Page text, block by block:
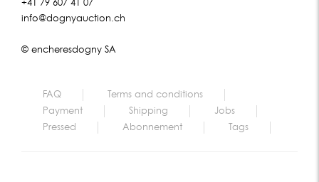
+41 79 607 41 07
info@dognyauction.ch
© encheresdogny SA
FAQ
Terms and conditions
Payment
Shipping
Jobs
Pressed
Abonnement Tags